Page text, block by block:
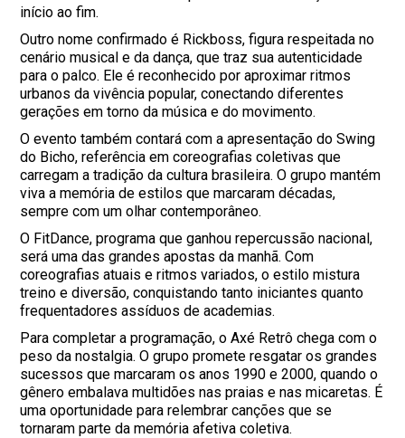
início ao fim.
Outro nome confirmado é Rickboss, figura respeitada no
cenário musical e da dança, que traz sua autenticidade
para o palco. Ele é reconhecido por aproximar ritmos
urbanos da vivência popular, conectando diferentes
gerações em torno da música e do movimento.
O evento também contará com a apresentação do Swing
do Bicho, referência em coreografias coletivas que
carregam a tradição da cultura brasileira. O grupo mantém
viva a memória de estilos que marcaram décadas,
sempre com um olhar contemporâneo.
O FitDance, programa que ganhou repercussão nacional,
será uma das grandes apostas da manhã. Com
coreografias atuais e ritmos variados, o estilo mistura
treino e diversão, conquistando tanto iniciantes quanto
frequentadores assíduos de academias.
Para completar a programação, o Axé Retrô chega com o
peso da nostalgia. O grupo promete resgatar os grandes
sucessos que marcaram os anos 1990 e 2000, quando o
gênero embalava multidões nas praias e nas micaretas. É
uma oportunidade para relembrar canções que se
tornaram parte da memória afetiva coletiva.